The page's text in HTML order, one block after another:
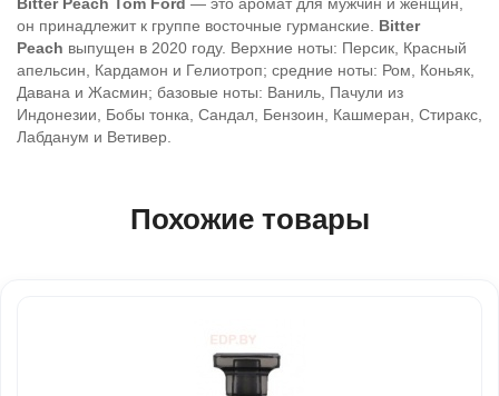
он принадлежит к группе восточные гурманские. Bitter
Peach выпущен в 2020 году. Верхние ноты: Персик, Красный
апельсин, Кардамон и Гелиотроп; средние ноты: Ром, Коньяк,
Давана и Жасмин; базовые ноты: Ваниль, Пачули из
Индонезии, Бобы тонка, Сандал, Бензоин, Кашмеран, Стиракс,
Лабданум и Ветивер.
Похожие товары